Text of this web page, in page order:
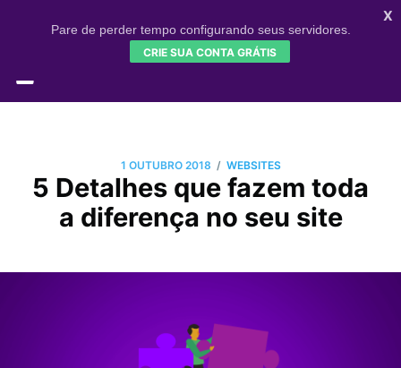
Pare de perder tempo configurando seus servidores.
CRIE SUA CONTA GRÁTIS
X
1 OUTUBRO 2018 / WEBSITES
5 Detalhes que fazem toda
a diferença no seu site